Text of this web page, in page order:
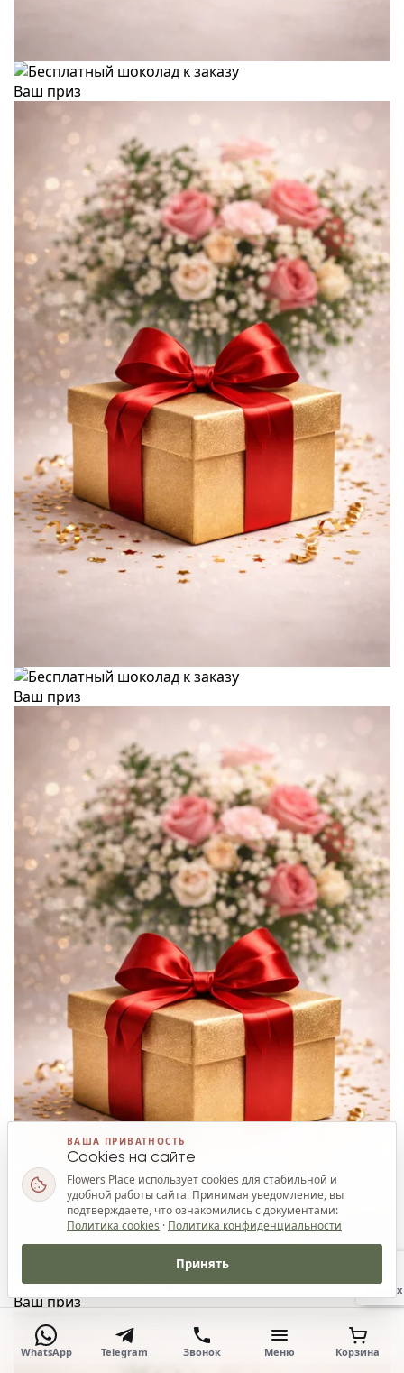
Ваш приз
Ваш приз
Ваш приз
WhatsApp Telegram Звонок Меню Корзина
Наверх
ВАША ПРИВАТНОСТЬ
Cookies на сайте
Flowers Place использует cookies для стабильной и
удобной работы сайта. Принимая уведомление, вы
подтверждаете, что ознакомились с документами:
Политика cookies · Политика конфиденциальности
Принять